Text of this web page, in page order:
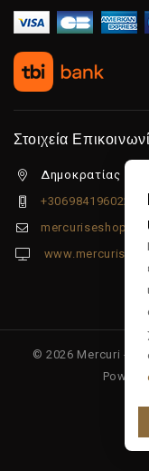
Στοιχεία
Δημοκρατίας 5β
+306984196022
© 2026 Mercuri -